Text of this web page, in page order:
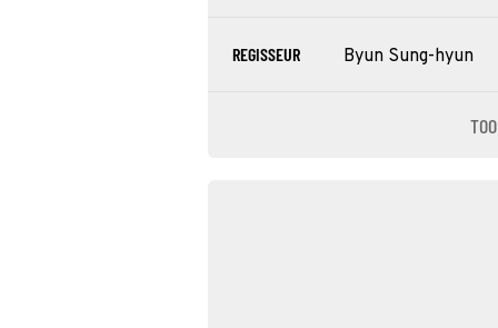
REGISSEUR Byun Sung-hyun